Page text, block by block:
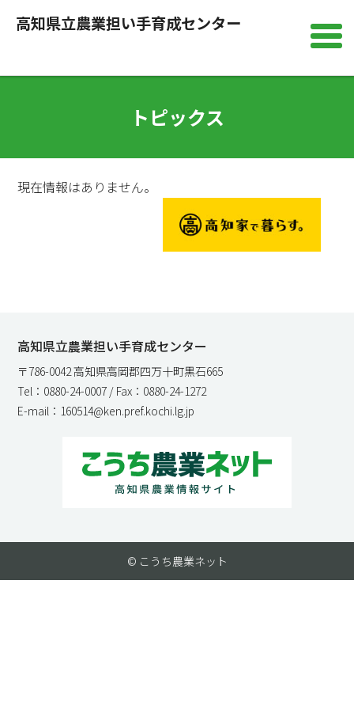
高知県立農業担い手育成センター
トピックス
現在情報はありません。
高知県立農業担い手育成センター
〒786-0042 高知県高岡郡四万十町黒石665
Tel：0880-24-0007 / Fax：0880-24-1272
E-mail：160514@ken.pref.kochi.lg.jp
© こうち農業ネット